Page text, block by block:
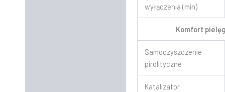
wyłączenia (min)
Komfort
Samoczyszczenie
pirolityczne
Katalizator